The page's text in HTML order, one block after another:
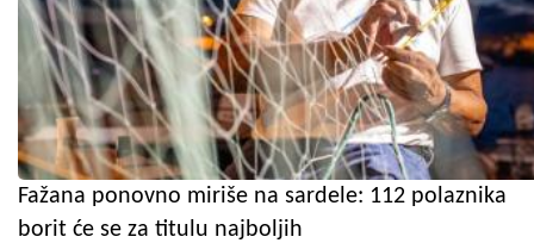
Fažana ponovno miriše na sardele: 112 polaznika
borit će se za titulu najboljih